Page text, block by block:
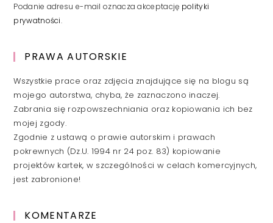
Podanie adresu e-mail oznacza akceptację polityki
prywatności.
PRAWA AUTORSKIE
Wszystkie prace oraz zdjęcia znajdujące się na blogu są
mojego autorstwa, chyba, że zaznaczono inaczej.
Zabrania się rozpowszechniania oraz kopiowania ich bez
mojej zgody.
Zgodnie z ustawą o prawie autorskim i prawach
pokrewnych (Dz.U. 1994 nr 24 poz. 83) kopiowanie
projektów kartek, w szczególności w celach komercyjnych,
jest zabronione!
KOMENTARZE